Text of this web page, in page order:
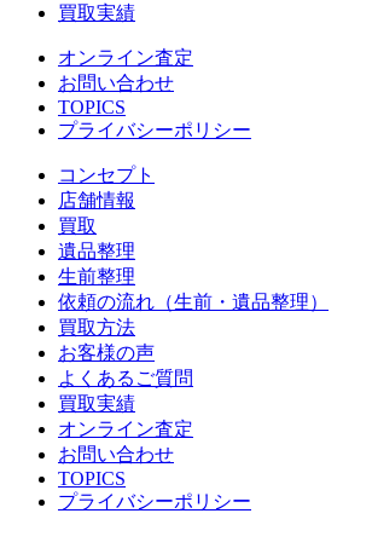
買取実績
オンライン査定
お問い合わせ
TOPICS
プライバシーポリシー
コンセプト
店舗情報
買取
遺品整理
生前整理
依頼の流れ（生前・遺品整理）
買取方法
お客様の声
よくあるご質問
買取実績
オンライン査定
お問い合わせ
TOPICS
プライバシーポリシー